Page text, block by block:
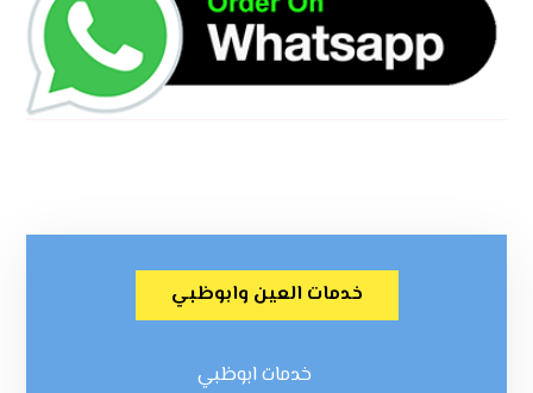
خدمات العين وابوظبي
خدمات ابوظبي